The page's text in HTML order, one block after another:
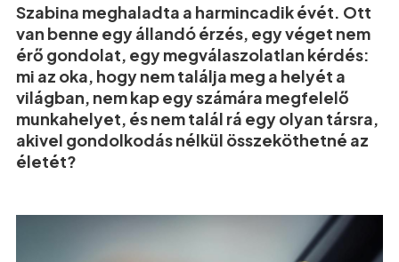
Szabina meghaladta a harmincadik évét. Ott
van benne egy állandó érzés, egy véget nem
érő gondolat, egy megválaszolatlan kérdés:
mi az oka, hogy nem találja meg a helyét a
világban, nem kap egy számára megfelelő
munkahelyet, és nem talál rá egy olyan társra,
akivel gondolkodás nélkül összeköthetné az
életét?